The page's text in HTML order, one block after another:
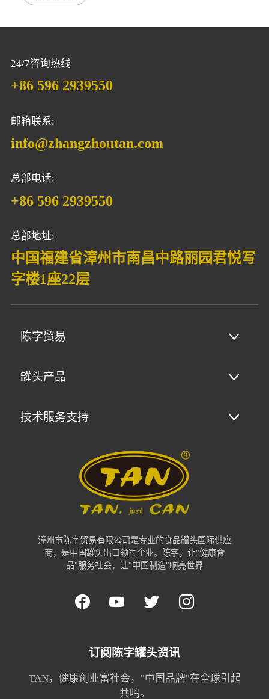
24/7咨询热线
+86 596 2939550
邮箱联系:
info@zhangzhoutan.com
总部电话:
+86 596 2939550
总部地址:
中国福建省漳州市南昌中路丽园君悦写
字楼1座22层
订阅陈字罐头资讯
TAN，健康创业富社会，"中国品牌"在全球引起
共鸣。
陈字贸易
罐头产品
技术服务支持
漳州市陈字贸易有限公司是专业的食品罐头国际供应
商，是中国罐头出口领军企业。陈字，让"健康食
品"服务社会，让"中国制造"响亮世界